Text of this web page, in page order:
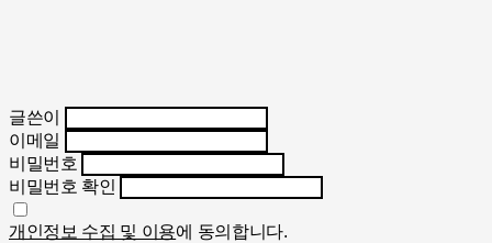
글쓴이
이메일
비밀번호
비밀번호 확인
개인정보 수집 및 이용에 동의합니다.